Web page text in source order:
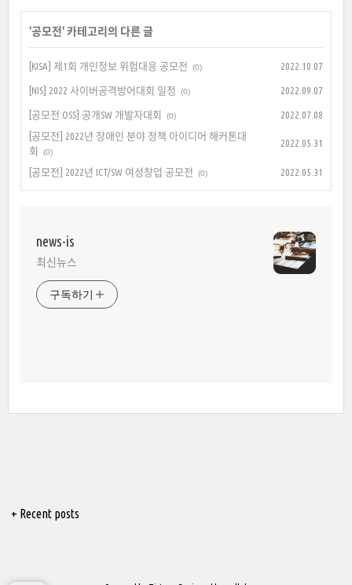
'공모전' 카테고리의 다른 글
[KISA] 제1회 개인정보 위험대응 공모전 (0) 2022.10.07
[NIS] 2022 사이버공격방어대회 일정 (0) 2022.09.07
[공모전:OSS] 공개SW 개발자대회 (0)
2022.07.08
[공모전] 2022년 장애인 분야 정책 아이디어 해커톤대
회
(0)
2022.05.31
[공모전] 2022년 ICT/SW 여성창업 공모전 (0) 2022.05.31
news-is
최신뉴스
구독하기
+ Recent posts